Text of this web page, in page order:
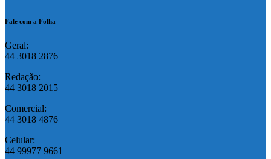
Fale com a Folha
Geral:
44 3018 2876
Redação:
44 3018 2015
Comercial:
44 3018 4876
Celular:
44 99977 9661